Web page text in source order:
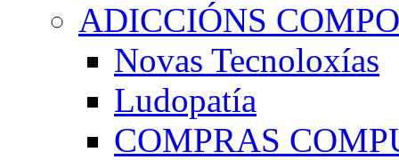
ADICCIÓNS
Novas Tecnoloxías
Ludopatía
COMPRAS